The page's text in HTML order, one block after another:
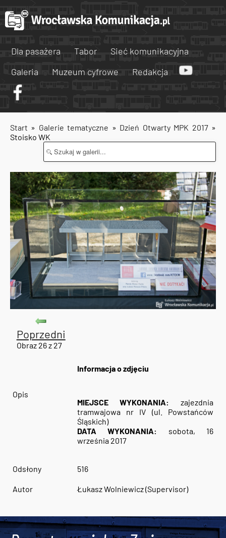
Dla pasażera Tabor
Sieć komunikacyjna
Galeria
Muzeum cyfrowe Redakcja
Start » Galerie tematyczne » Dzień Otwarty MPK 2017»
Stoisko WK
Poprzedni
Obraz 26 z 27
Informacja o zdjęciu
Opis
MIEJSCE WYKONANIA:
zajezdnia
tramwajowa nr IV (ul. Powstańców
Śląskich)
DATA WYKONANIA:
sobota, 16
września 2017
Odsłony 516
Autor Łukasz Wolniewicz (Supervisor)